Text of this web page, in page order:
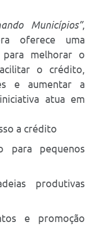
Municípios”,
oferece uma
para melhorar o
o crédito,
e aumentar a
atua em
a crédito
para pequenos
produtivas
e promoção